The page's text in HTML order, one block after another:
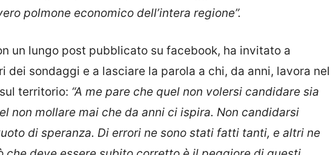
polmone economico dell’intera regione”.
un lungo post pubblicato su facebook, ha invitato a
dei sondaggi e a lasciare la parola a chi, da anni, lavora nel
territorio: “A me pare che quel non volersi candidare sia
non mollare mai che da anni ci ispira. Non candidarsi
di speranza. Di errori ne sono stati fatti tanti, e altri ne